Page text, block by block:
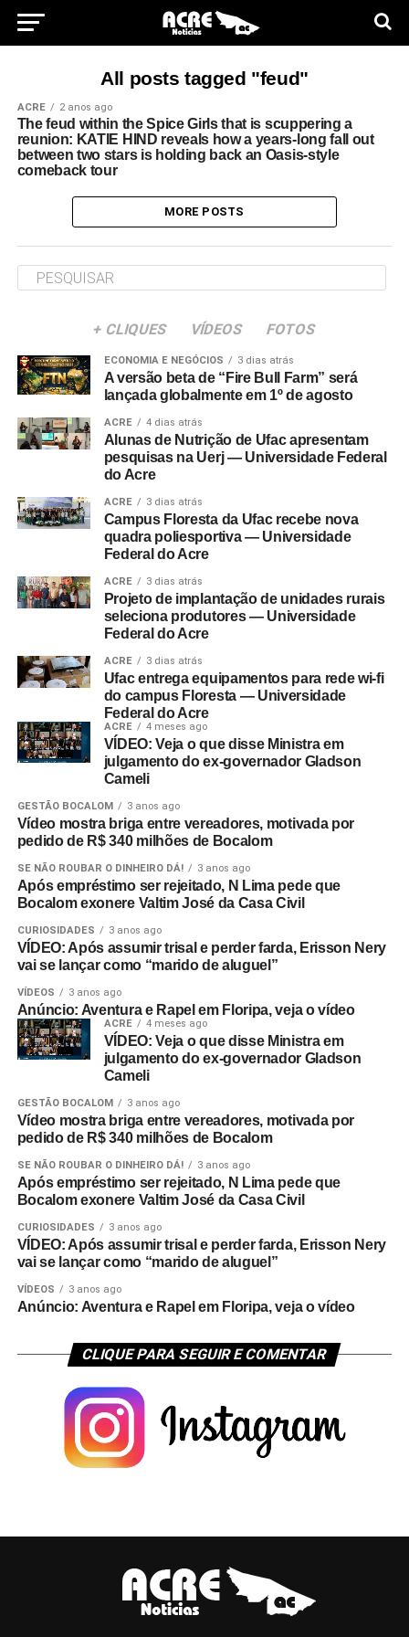
All posts tagged "feud"
ACRE 2 anos ago
The feud within the Spice Girls that is scuppering a
reunion: KATIE HIND reveals how a years-long fall out
between two stars is holding back an Oasis-style
comeback tour
MORE POSTS
+ CLIQUES VÍDEOS FOTOS
ECONOMIA E NEGÓCIOS 3 dias atrás
A versão beta de “Fire Bull Farm” será
lançada globalmente em 1º de agosto
ACRE 4 dias atrás
Alunas de Nutrição de Ufac apresentam
pesquisas na Uerj — Universidade Federal
do Acre
ACRE 3 dias atrás
Campus Floresta da Ufac recebe nova
quadra poliesportiva — Universidade
Federal do Acre
ACRE 3 dias atrás
Projeto de implantação de unidades rurais
seleciona produtores — Universidade
Federal do Acre
ACRE 3 dias atrás
Ufac entrega equipamentos para rede wi-fi
do campus Floresta — Universidade
Federal do Acre
ACRE 4 meses ago
VÍDEO: Veja o que disse Ministra em
julgamento do ex-governador Gladson
Cameli
GESTÃO BOCALOM 3 anos ago
Vídeo mostra briga entre vereadores, motivada por
pedido de R$ 340 milhões de Bocalom
SE NÃO ROUBAR O DINHEIRO DÁ! 3 anos ago
Após empréstimo ser rejeitado, N Lima pede que
Bocalom exonere Valtim José da Casa Civil
CURIOSIDADES 3 anos ago
VÍDEO: Após assumir trisal e perder farda, Erisson Nery
vai se lançar como “marido de aluguel”
VÍDEOS 3 anos ago
Anúncio: Aventura e Rapel em Floripa, veja o vídeo
ACRE 4 meses ago
VÍDEO: Veja o que disse Ministra em
julgamento do ex-governador Gladson
Cameli
GESTÃO BOCALOM 3 anos ago
Vídeo mostra briga entre vereadores, motivada por
pedido de R$ 340 milhões de Bocalom
SE NÃO ROUBAR O DINHEIRO DÁ! 3 anos ago
Após empréstimo ser rejeitado, N Lima pede que
Bocalom exonere Valtim José da Casa Civil
CURIOSIDADES 3 anos ago
VÍDEO: Após assumir trisal e perder farda, Erisson Nery
vai se lançar como “marido de aluguel”
VÍDEOS 3 anos ago
Anúncio: Aventura e Rapel em Floripa, veja o vídeo
CLIQUE PARA SEGUIR E COMENTAR